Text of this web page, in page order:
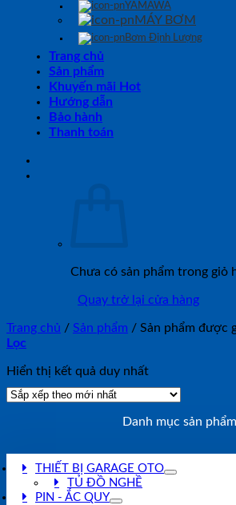
YAMAWA
MÁY BƠM
Bơm Định Lượng
Trang chủ
Sản phẩm
Khuyến mãi Hot
Hướng dẫn
Bảo hành
Thanh toán
Chưa có sản phẩm trong giỏ
Quay trở lại cửa hàng
Trang chủ / Sản phẩm / Sản phẩm được
Lọc
Hiển thị kết quả duy nhất
Danh mục sản phẩm
THIẾT BỊ GARAGE OTO
TỦ ĐỒ NGHỀ
PIN - ẮC QUY